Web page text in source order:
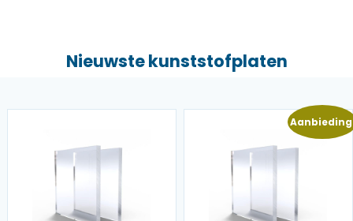
Nieuwste kunststofplaten